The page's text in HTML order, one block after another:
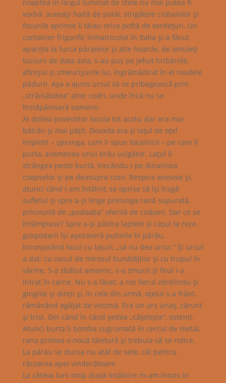
noaptea în largul luminat de stele nu mai putea fi
vorbă: aceeaşi haită de potăi, strigătele ciobanilor şi
focurile aprinse îi tăiau orice poftă de verdeţuri. Un
container frigorific înmatriculat în Italia şi-a făcut
apariţia la furca pâraielor şi alte hoarde, de omuleţi
tuciurii de data asta, s-au pus pe jefuit hribăriile,
afinişul şi zmeurişurile lui, îngrămădind în el roadele
pădurii. Aşa a ajuns ursul să se pribegească prin
„străinătatea” altor codri, unde încă nu se
înstăpâniseră oamenii.
Al doilea povestitor locuia tot acolo, dar era mai
bătrân şi mai păţit. Dovada era şi laţul de oţel
împletit – şpranga, cum îi spun localnicii – pe care îl
purta, asemenea unui brâu ucigător. Laţul îl
strângea peste burtă, trecându-i pe dinaintea
coapselor şi pe deasupra cozii. Respira anevoie şi,
atunci când l-am întâlnit, se oprise să îşi tragă
sufletul şi spre a-şi linge prelunga rană supurată,
pricinuită de „podoaba” oferită de ciobani. Dar ce se
întâmplase? Spre a-şi păstra laptele şi caşul la rece,
gospodarii îşi aşezaseră putinile în pârâu,
înconjurând locul cu laţuri, „să nu dea ursu’.” Şi ursul
a dat: cu nasul de mirosul bunătăţilor şi cu trupul în
sârme. S-a zbătut amarnic, s-a zmucit şi firul i-a
intrat în carne. Nu s-a lăsat: a ros fierul zdrelindu-şi
gingiile şi dinţii şi, în cele din urmă, oţelul s-a frânt,
rămânând agăţat de victimă. Era un urs uriaş, cărunt
şi trist. Din când în când şedea „căţeleşte”, ostenit.
Atunci burta îi bomba sugrumată în cercul de metal,
rana primea o nouă tăietură şi trebuia să se ridice.
La pârâu se ducea nu atât de sete, cât pentru
răcoarea apei vindecătoare.
La câteva luni timp după întâlnire m-am întors în